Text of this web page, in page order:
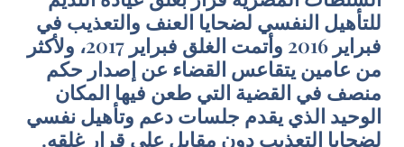
للتأهيل النفسي لضحايا العنف والتعذيب في
فبراير 2016 وأتمت الغلق فبراير 2017، ولأكثر
من عامين يتقاعس القضاء عن إصدار حكم
منصف في القضية التي طعن فيها المكان
الوحيد الذي يقدم جلسات دعم وتأهيل نفسي
لضحايا التعذيب دون مقابل على قرار غلقه.